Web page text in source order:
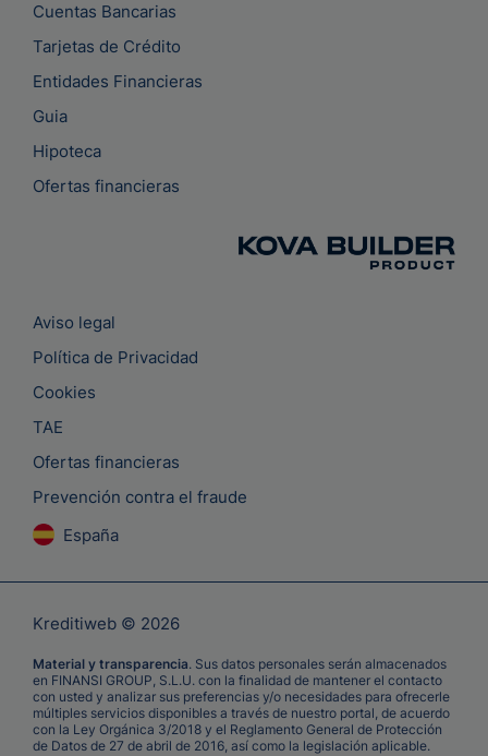
Cuentas Bancarias
Tarjetas de Crédito
Entidades Financieras
Guia
Hipoteca
Ofertas financieras
Aviso legal
Política de Privacidad
Cookies
TAE
Ofertas financieras
Prevención contra el fraude
España
Kreditiweb © 2026
Material y transparencia. Sus datos personales serán almacenados
en FINANSI GROUP, S.L.U. con la finalidad de mantener el contacto
con usted y analizar sus preferencias y/o necesidades para ofrecerle
múltiples servicios disponibles a través de nuestro portal, de acuerdo
con la Ley Orgánica 3/2018 y el Reglamento General de Protección
de Datos de 27 de abril de 2016, así como la legislación aplicable.